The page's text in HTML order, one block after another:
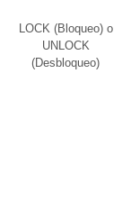
LOCK (Bloqueo) o
UNLOCK
(Desbloqueo)